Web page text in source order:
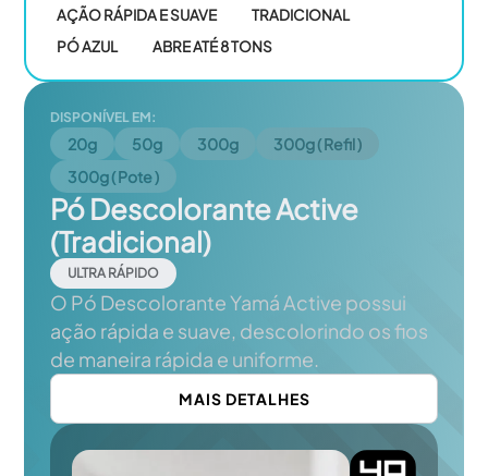
AÇÃO RÁPIDA E SUAVE
TRADICIONAL
PÓ AZUL
ABRE ATÉ 8 TONS
DISPONÍVEL EM:
20g 50g 300g
300g ( Refil )
300g ( Pote )
Pó Descolorante Active
(Tradicional)
ULTRA RÁPIDO
O Pó Descolorante Yamá Active possui
ação rápida e suave, descolorindo os fios
de maneira rápida e uniforme.
MAIS DETALHES